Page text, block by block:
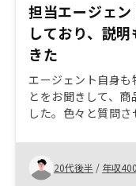
担当エージェ
しており、説
きた
エージェント自身
とをお聞きして、
した。色々と質問
が、しっかり全て
回答してくれまし
を、継続的に開示い
20代後半 / 年収